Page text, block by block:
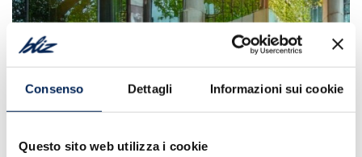
Consenso Dettagli Informazioni sui cookie
Questo sito web utilizza i cookie